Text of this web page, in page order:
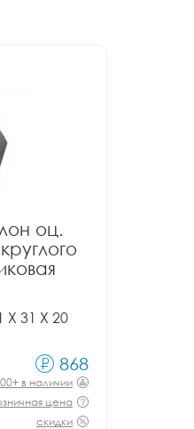
оц.
31 X 20
868
в наличии
цена
скидки